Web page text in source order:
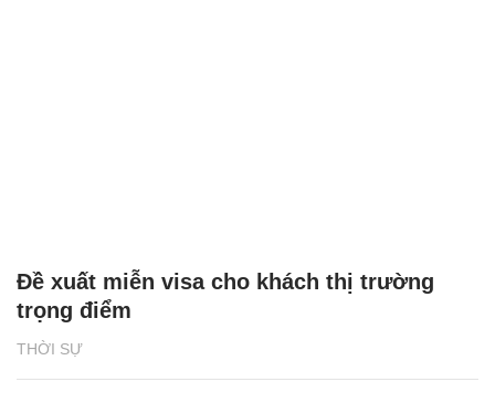
THỜI SỰ
Đề xuất miễn visa cho khách thị trường
trọng điểm